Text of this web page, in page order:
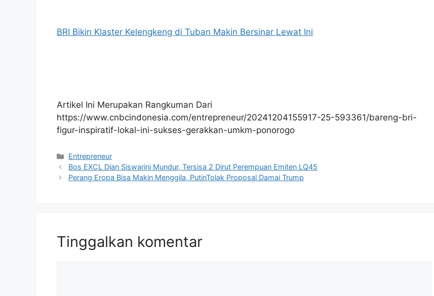
BRI Bikin Klaster Kelengkeng di Tuban Makin Bersinar Lewat Ini
Artikel Ini Merupakan Rangkuman Dari
https://www.cnbcindonesia.com/entrepreneur/20241204155917-25-593361/bareng-bri-
figur-inspiratif-lokal-ini-sukses-gerakkan-umkm-ponorogo
Kategori
Entrepreneur
Bos EXCL Dian Siswarini Mundur, Tersisa 2 Dirut Perempuan Emiten LQ45
Perang Eropa Bisa Makin Menggila, PutinTolak Proposal Damai Trump
Tinggalkan komentar